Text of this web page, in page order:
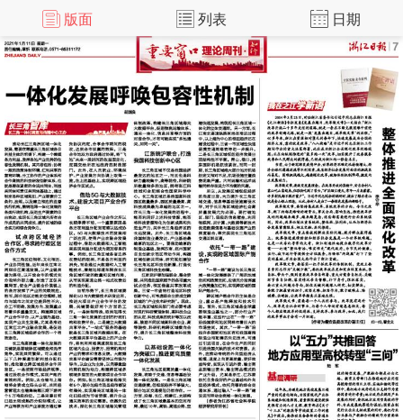
版面 列表 日期